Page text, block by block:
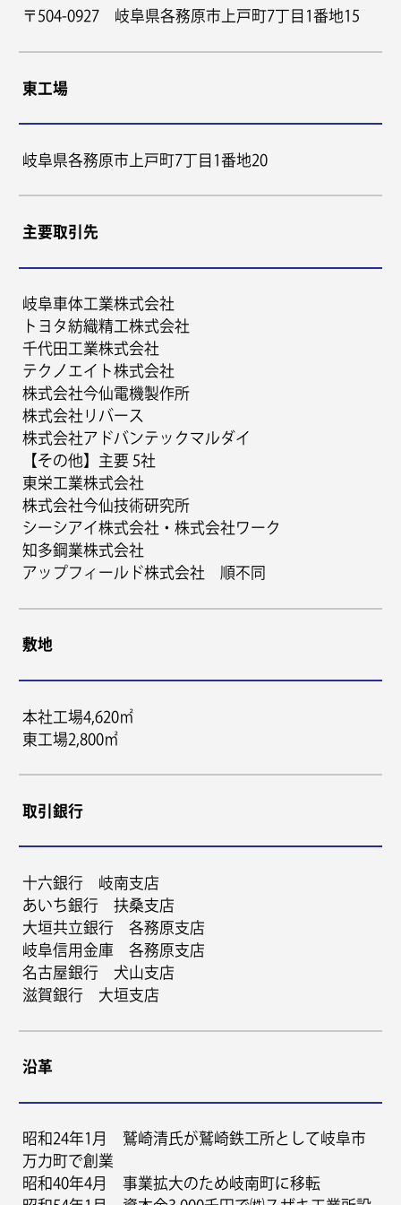
〒504-0927 岐阜県各務原市上戸町7丁目1番地15
東工場
岐阜県各務原市上戸町7丁目1番地20
主要取引先
岐阜車体工業株式会社
トヨタ紡織精工株式会社
千代田工業株式会社
テクノエイト株式会社
株式会社今仙電機製作所
株式会社リバース
株式会社アドバンテックマルダイ
【その他】主要 5社
東栄工業株式会社
株式会社今仙技術研究所
シーシアイ株式会社・株式会社ワーク
知多鋼業株式会社
アップフィールド株式会社 順不同
敷地
本社工場4,620㎡
東工場2,800㎡
取引銀行
十六銀行 岐南支店
あいち銀行 扶桑支店
大垣共立銀行 各務原支店
岐阜信用金庫 各務原支店
名古屋銀行 犬山支店
滋賀銀行 大垣支店
沿革
昭和24年1月 鷲崎清氏が鷲崎鉄工所として岐阜市
万力町で創業
昭和40年4月 事業拡大のため岐南町に移転